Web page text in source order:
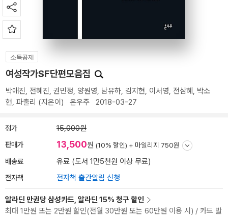
소득공제
여성작가SF단편모음집
박애진, 전혜진, 권민정, 양원영, 남유하, 김지현, 이서영, 전삼혜 , 박소
현, 파출리 (지은이) 온우주 2018-03-27
정가 15,000원
판매가 13,500원 (10% 할인) + 마일리지 750원
배송료 유료 (도서 1만5천원 이상 무료)
전자책 전자책 출간알림 신청
알라딘 만권당 삼성카드, 알라딘 15% 청구 할인
최대 1만원 또는 2만원 할인(전월 30만원 또는 60만원 이용 시) / 카드 발